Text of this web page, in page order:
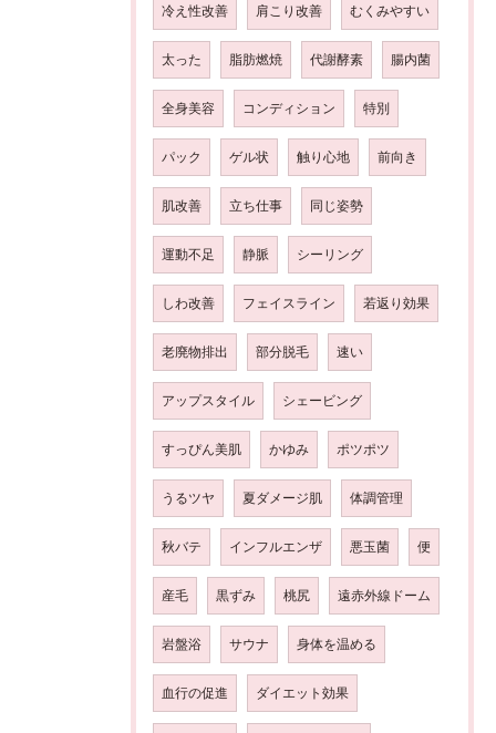
冷え性改善 肩こり改善 むくみやすい
太った 脂肪燃焼 代謝酵素 腸内菌
全身美容 コンディション 特別
パック ゲル状 触り心地 前向き
肌改善 立ち仕事 同じ姿勢
運動不足 静脈 シーリング
しわ改善 フェイスライン 若返り効果
老廃物排出 部分脱毛 速い
アップスタイル シェービング
すっぴん美肌 かゆみ ポツポツ
うるツヤ 夏ダメージ肌 体調管理
秋バテ インフルエンザ 悪玉菌 便
産毛 黒ずみ 桃尻 遠赤外線ドーム
岩盤浴 サウナ 身体を温める
血行の促進 ダイエット効果